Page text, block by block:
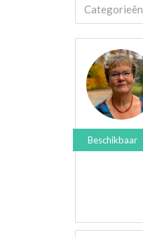
Categorieën
Beschikbaar